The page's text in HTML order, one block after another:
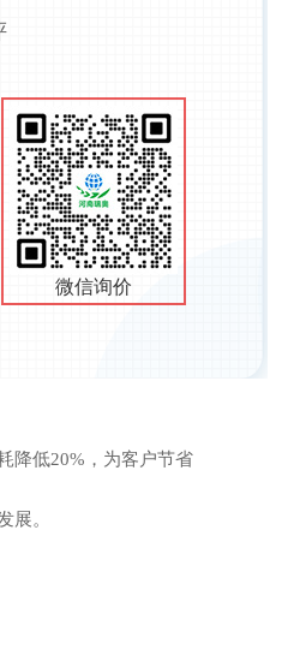
微信询价
降低20%，为客户节省
展。